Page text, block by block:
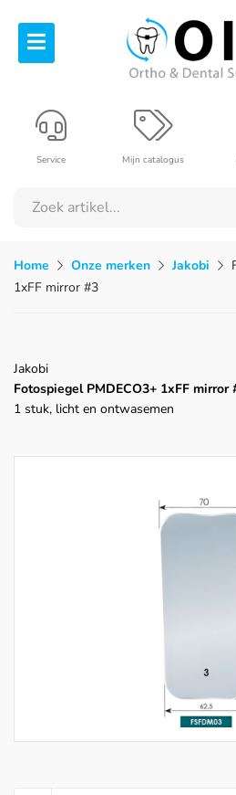
Mijn catalogus
Service
Home Onze merken Jakobi
1xFF mirror #3
Jakobi
Fotospiegel PMDECO3+ 1xFF mirror
1 stuk, licht en ontwasemen